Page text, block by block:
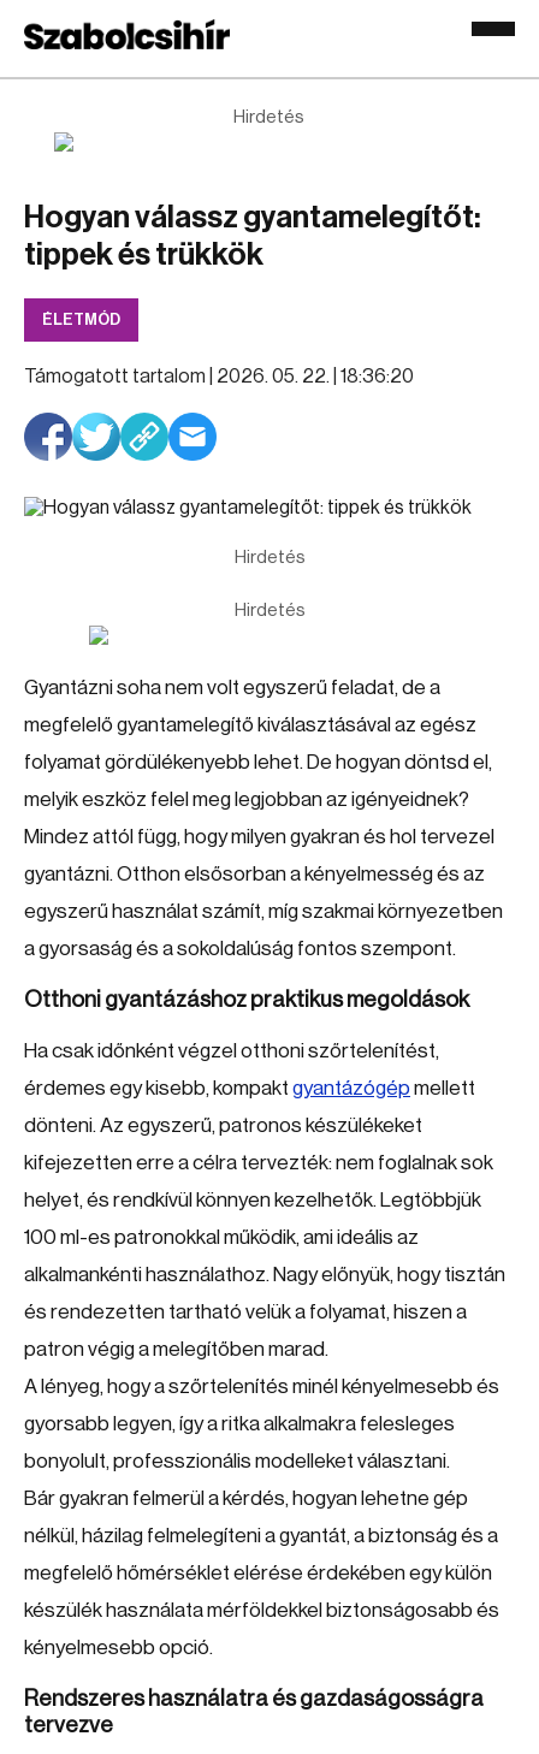
Hirdetés
Hogyan válassz gyantamelegítőt:
tippek és trükkök
ÉLETMÓD
Támogatott tartalom | 2026. 05. 22. | 18:36:20
Hirdetés
Hirdetés
Gyantázni soha nem volt egyszerű feladat, de a
megfelelő gyantamelegítő kiválasztásával az egész
folyamat gördülékenyebb lehet. De hogyan döntsd el,
melyik eszköz felel meg legjobban az igényeidnek?
Mindez attól függ, hogy milyen gyakran és hol tervezel
gyantázni. Otthon elsősorban a kényelmesség és az
egyszerű használat számít, míg szakmai környezetben
a gyorsaság és a sokoldalúság fontos szempont.
Otthoni gyantázáshoz praktikus megoldások
Ha csak időnként végzel otthoni szőrtelenítést,
érdemes egy kisebb, kompakt gyantázógép mellett
dönteni. Az egyszerű, patronos készülékeket
kifejezetten erre a célra tervezték: nem foglalnak sok
helyet, és rendkívül könnyen kezelhetők. Legtöbbjük
100 ml-es patronokkal működik, ami ideális az
alkalmankénti használathoz. Nagy előnyük, hogy tisztán
és rendezetten tartható velük a folyamat, hiszen a
patron végig a melegítőben marad.
A lényeg, hogy a szőrtelenítés minél kényelmesebb és
gyorsabb legyen, így a ritka alkalmakra felesleges
bonyolult, professzionális modelleket választani.
Bár gyakran felmerül a kérdés, hogyan lehetne gép
nélkül, házilag felmelegíteni a gyantát, a biztonság és a
megfelelő hőmérséklet elérése érdekében egy külön
készülék használata mérföldekkel biztonságosabb és
kényelmesebb opció.
Rendszeres használatra és gazdaságosságra
tervezve